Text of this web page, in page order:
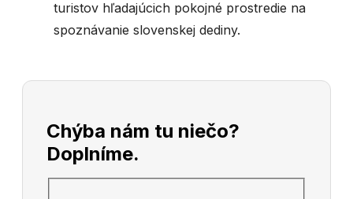
turistov hľadajúcich pokojné prostredie na
spoznávanie slovenskej dediny.
Chýba nám tu niečo?
Doplníme.